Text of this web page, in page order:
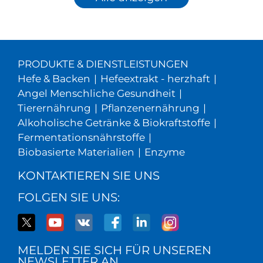
PRODUKTE & DIENSTLEISTUNGEN
Hefe & Backen | Hefeextrakt - herzhaft |
Angel Menschliche Gesundheit |
Tierernährung | Pflanzenernährung |
Alkoholische Getränke & Biokraftstoffe |
Fermentationsnährstoffe |
Biobasierte Materialien | Enzyme
KONTAKTIEREN SIE UNS
FOLGEN SIE UNS:
MELDEN SIE SICH FÜR UNSEREN